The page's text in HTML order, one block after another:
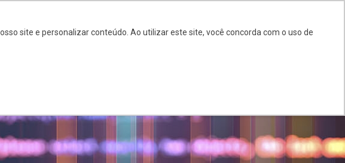
site e personalizar conteúdo. Ao utilizar este site, você concorda com o uso de
PARCEIROS